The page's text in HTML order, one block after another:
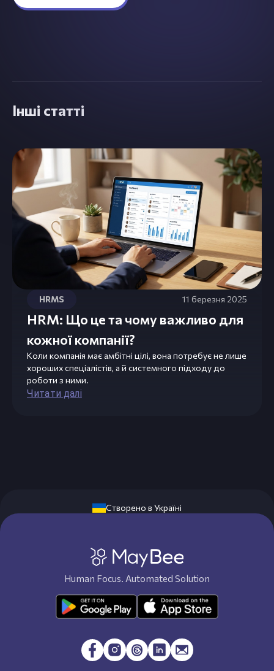
Інші статті
HRMS 11 березня 2025
HRM: Що це та чому важливо для
кожної компанії?
Коли компанія має амбітні цілі, вона потребує не лише
хороших спеціалістів, а й системного підходу до
роботи з ними.
Читати далі
Створено в Україні
Human Focus. Automated Solution